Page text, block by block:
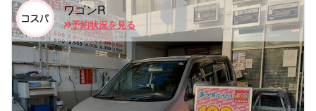
ワゴンR
予約状況を見る